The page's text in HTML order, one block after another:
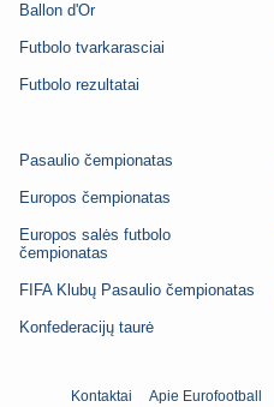
Ballon d'Or
Futbolo tvarkarasciai
Futbolo rezultatai
Pasaulio čempionatas
Europos čempionatas
Europos salės futbolo
čempionatas
FIFA Klubų Pasaulio čempionatas
Konfederacijų taurė
Kontaktai Apie Eurofootball